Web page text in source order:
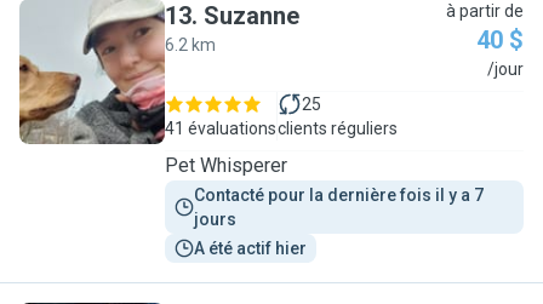
S
13. Suzanne
6.2 km
à partir de
40 $
/jour
41 évaluations
25
clients réguliers
Pet Whisperer
Contacté pour la dernière fois il y a 7
jours
A été actif hier